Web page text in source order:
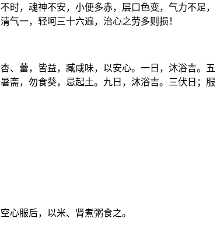
，魂神不安，小便多赤，层口色变，气力不足，
气一，轻呵三十六遍，治心之劳多则损！
、蕾，皆益，臧咸味，以安心。一日，沐浴吉。五
斋，勿食葵，忌起土。九日，沐浴吉。三伏日；服
心服后，以米、肾煮粥食之。